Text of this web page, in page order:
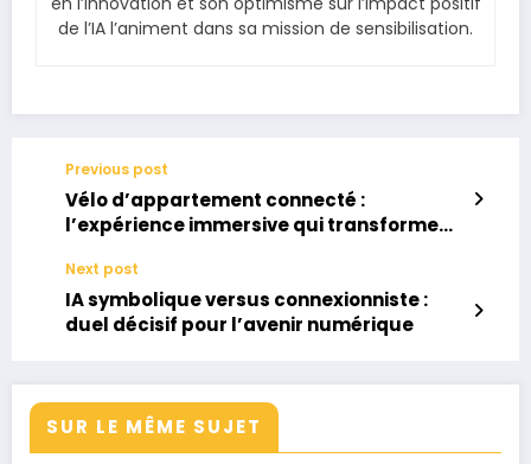
de l’IA l’animent dans sa mission de sensibilisation.
Previous post
Vélo d’appartement connecté :
l’expérience immersive qui transforme
Next post
IA symbolique versus connexionniste :
duel décisif pour l’avenir numérique
SUR LE MÊME SUJET